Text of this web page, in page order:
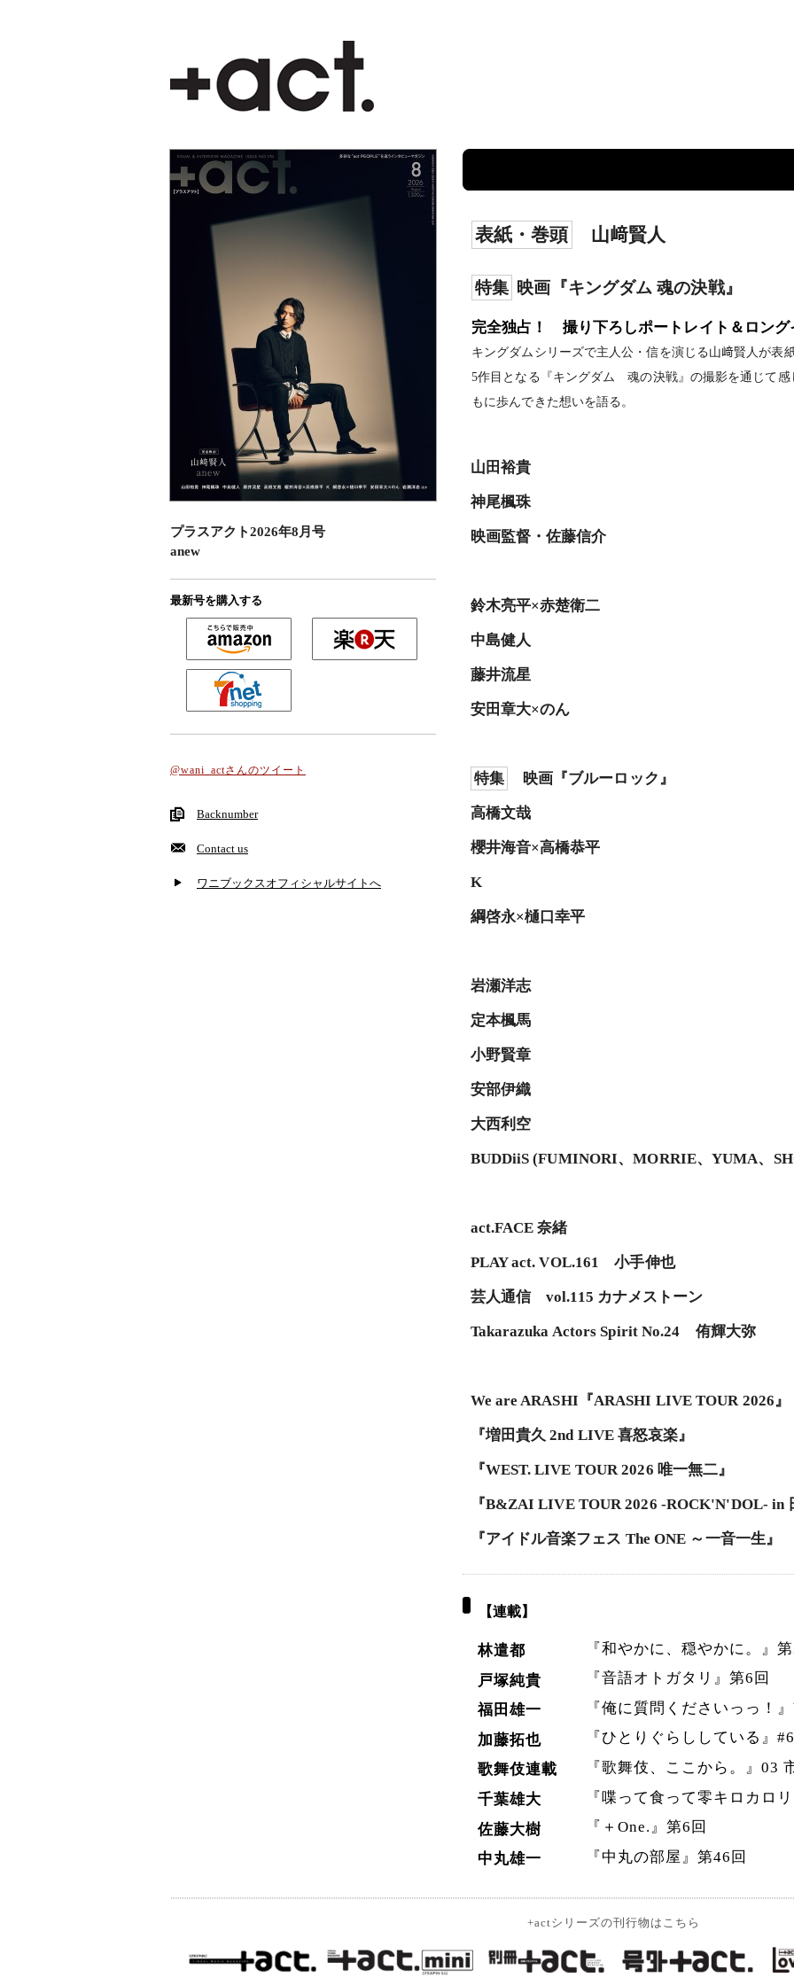
プラスアクト2026年8月号
anew
最新号を購入する
@wani_actさんのツイート
Backnumber
Contact us
ワニブックスオフィシャルサイトへ
表紙・巻頭 山﨑賢人
特集 映画『キングダム 魂の決戦』
完全独占！ 撮り下ろしポートレイト＆ロング
キングダムシリーズで主人公・信を演じる山﨑賢人が表
5作目となる『キングダム 魂の決戦』の撮影を通じて
もに歩んできた想いを語る。
山田裕貴
神尾楓珠
映画監督・佐藤信介
鈴木亮平×赤楚衛二
中島健人
藤井流星
安田章大×のん
特集 映画『ブルーロック』
高橋文哉
櫻井海音×高橋恭平
K
綱啓永×樋口幸平
岩瀬洋志
定本楓馬
小野賢章
安部伊織
大西利空
BUDDiiS (FUMINORI、MORRIE、YUMA、
act.FACE 奈緒
PLAY act. VOL.161 小手伸也
芸人通信 vol.115 カナメストーン
Takarazuka Actors Spirit No.24 侑輝大弥
We are ARASHI『ARASHI LIVE TOUR 2026』
『増田貴久 2nd LIVE 喜怒哀楽』
『WEST. LIVE TOUR 2026 唯一無二』
『B&ZAI LIVE TOUR 2026 -ROCK'N'DOL- in
『アイドル音楽フェス The ONE ～一音一生』
【連載】
林遣都
『和やかに、穏やかに。』
戸塚純貴
『音語オトガタリ』第6回
福田雄一
『俺に質問くださいっっ！
加藤拓也
『ひとりぐらししている』
歌舞伎連載
『歌舞伎、ここから。』03
千葉雄大
『喋って食って零キロカロ
佐藤大樹
『＋One.』第6回
中丸雄一
『中丸の部屋』第46回
+actシリーズの刊行物はこちら